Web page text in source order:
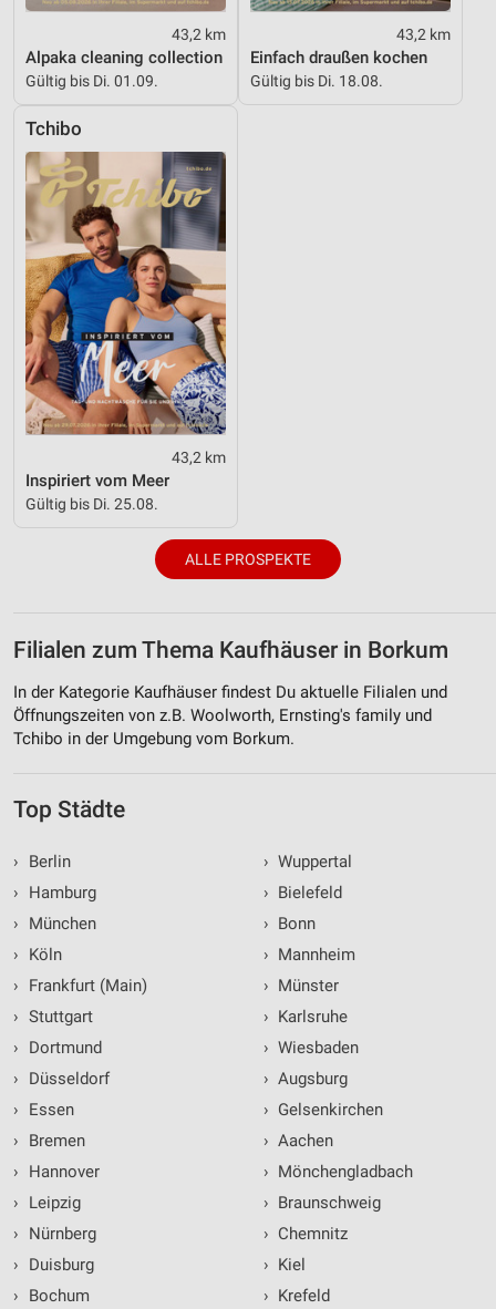
43,2 km
Alpaka cleaning collection
Gültig bis Di. 01.09.
43,2 km
Einfach draußen kochen
Gültig bis Di. 18.08.
Tchibo
43,2 km
Inspiriert vom Meer
Gültig bis Di. 25.08.
ALLE PROSPEKTE
Filialen zum Thema Kaufhäuser in Borkum
In der Kategorie Kaufhäuser findest Du aktuelle Filialen und
Öffnungszeiten von z.B. Woolworth, Ernsting's family und
Tchibo in der Umgebung vom Borkum.
Top Städte
›
Berlin
›
Hamburg
›
München
›
Köln
›
Frankfurt (Main)
› Stuttgart
›
Dortmund
›
Düsseldorf
›
Essen
›
Bremen
›
Hannover
›
Leipzig
›
Nürnberg
›
Duisburg
›
Bochum
› Wuppertal
› Bielefeld
› Bonn
› Mannheim
› Münster
› Karlsruhe
› Wiesbaden
› Augsburg
› Gelsenkirchen
› Aachen
› Mönchengladbach
› Braunschweig
› Chemnitz
› Kiel
› Krefeld